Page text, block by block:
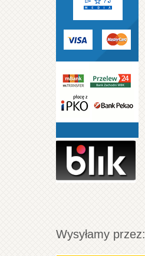
Wysyłamy przez: